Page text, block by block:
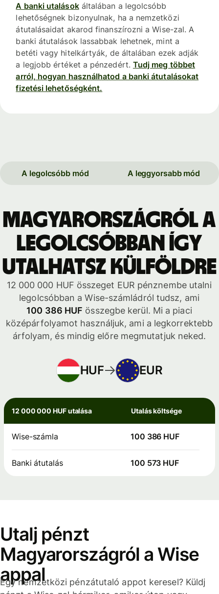
A banki utalásokáltalában a legolcsóbb
lehetőségnek bizonyulnak, ha a nemzetközi
átutalásaidat akarod finanszírozni a Wise-zal. A
banki átutalások lassabbak lehetnek, mint a
betéti vagy hitelkártyák, de általában ezek adják
a legjobb értéket a pénzedért. Tudj meg többet
arról, hogyan használhatod a banki átutalásokat
fizetési lehetőségként.
A legolcsóbb mód A leggyorsabb mód
Magyarországról a
legolcsóbban így
utalhatsz külföldre
12 000 000 HUF összeget EUR pénznembe utalni
legolcsóbban a Wise-számládról tudsz, ami
100 386 HUF összegbe kerül. Mi a piaci
középárfolyamot használjuk, ami a legkorrektebb
árfolyam, és mindig előre megmutatjuk neked.
HUF EUR
12 000 000 HUF utalása Utalás költsége
Wise-számla 100 386 HUF
Banki átutalás 100 573 HUF
Utalj pénzt
Magyarországról a Wise
appal
Egy nemzetközi pénzátutaló appot keresel? Küldj